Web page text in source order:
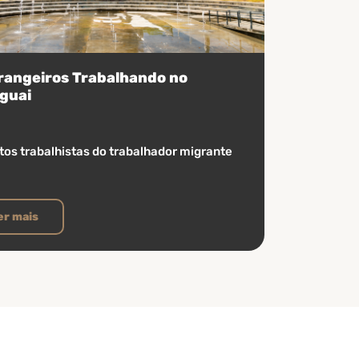
Trabalhando no
trabalhistas do trabalhador migrante
mais